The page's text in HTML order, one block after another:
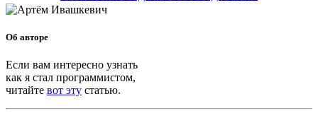
Об авторе
Если вам интересно узнать
как я стал программистом,
читайте вот эту статью.